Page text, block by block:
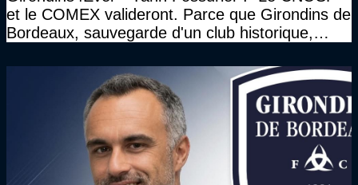
et le COMEX valideront. Parce que Girondins de
Bordeaux, sauvegarde d'un club historique,